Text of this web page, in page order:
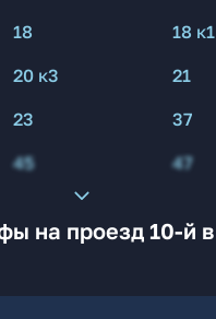
18
18 к1
20 к3
21
23
37
45 47
на проезд 10-й в